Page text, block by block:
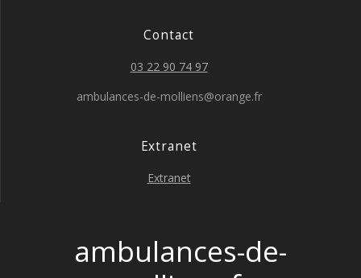
Contact
03 22 90 74 97
ambulances-de-molliens@orange.fr
Extranet
Extranet
ambulances-de-